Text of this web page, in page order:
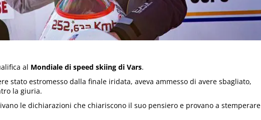
al Mondiale di speed skiing di Vars.
stato estromesso dalla finale iridata, aveva ammesso di avere sbagliato,
la giuria.
le dichiarazioni che chiariscono il suo pensiero e provano a stemperare